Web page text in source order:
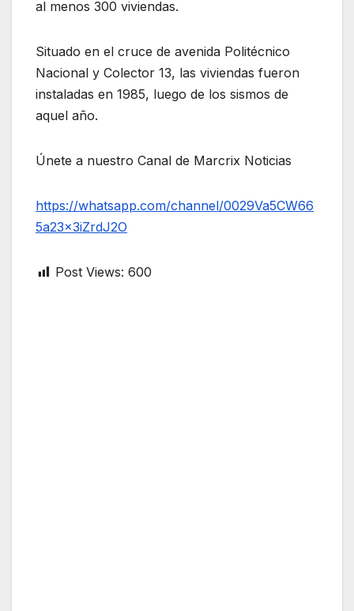
al menos 300 viviendas.
Situado en el cruce de avenida Politécnico
Nacional y Colector 13, las viviendas fueron
instaladas en 1985, luego de los sismos de
aquel año.
Únete a nuestro Canal de Marcrix Noticias
https://whatsapp.com/channel/0029Va5CW66
5a23x3iZrdJ2O
Post Views: 600